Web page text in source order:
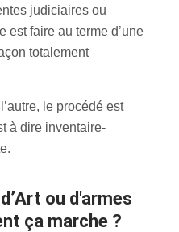
judiciaires ou
est faire au terme d’une
totalement
le procédé est
à dire inventaire-
ça marche ?